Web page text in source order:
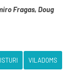
Fragas, Doug
VILADOMS